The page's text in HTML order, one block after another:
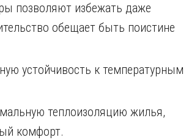
позволяют избежать даже
обещает быть поистине
устойчивость к температурным
теплоизоляцию жилья,
комфорт.